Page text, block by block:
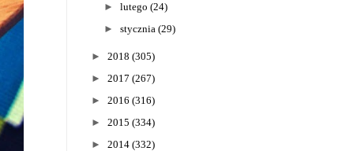
► lutego (24)
► stycznia (29)
► 2018 (305)
► 2017 (267)
► 2016 (316)
► 2015 (334)
► 2014 (332)